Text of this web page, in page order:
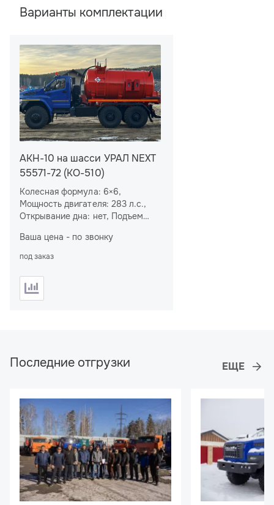
Варианты комплектации
АКН-10 на шасси УРАЛ NEXT
55571-72 (КО-510)
Колесная формула: 6×6,
Мощность двигателя: 283 л.с.,
Открывание дна: нет, Подъем
цистерны: нет, Насос: КО-510,
Спальное место: нет, Подогрев
Ваша цена - по звонку
под заказ
Последние отгрузки